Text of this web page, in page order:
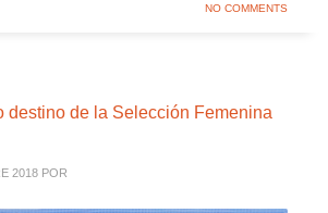
NO COMMENTS
destino de la Selección Femenina
2018 POR